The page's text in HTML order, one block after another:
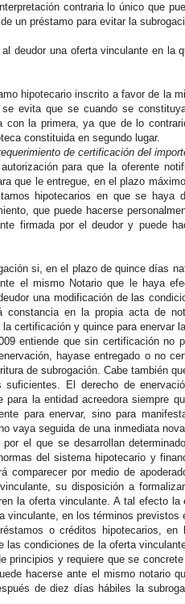
contraria lo único que
un préstamo para evitar la
deudor una oferta vinculante en la
hipotecario inscrito a favor de la
evita que se cuando se
la primera, ya que de lo
constituida en segundo lugar.
de certificación del
para que la oferente
que le entregue, en el plazo
hipotecarios en que se haya
que puede hacerse
firmada por el deudor y puede
si, en el plazo de quince días
el mismo Notario que le haya
una modificación de las
constancia en la propia acta de
certificación y quince para enervar
entiende que sin certificación no
hayase entregado o no
de subrogación. Cabe también
El derecho de
la entidad acreedora siempre
para enervar, sino para
vaya seguida de una inmediata
el que se desarrollan
del sistema hipotecario y
comparecer por medio de
su disposición a
la oferta vinculante. A tal efecto la
en los términos previstos
o créditos hipotecarios,
condiciones de la oferta
principios y requiere que se
hacerse ante el mismo notario
de diez días hábiles la